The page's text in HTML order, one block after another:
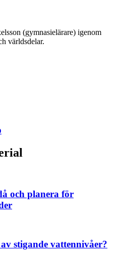
(gymnasielärare) igenom
världsdelar.
och planera för
stigande vattennivåer?